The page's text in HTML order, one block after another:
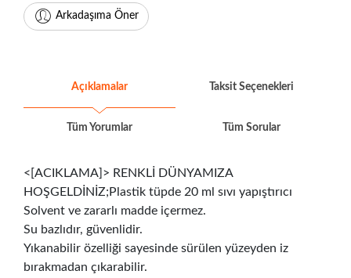
Arkadaşıma Öner
Açıklamalar Taksit Seçenekleri
Tüm Yorumlar Tüm Sorular
<[ACIKLAMA]> RENKLİ DÜNYAMIZA
HOŞGELDİNİZ;Plastik tüpde 20 ml sıvı yapıştırıcı
Solvent ve zararlı madde içermez.
Su bazlıdır, güvenlidir.
Yıkanabilir özelliği sayesinde sürülen yüzeyden iz
bırakmadan çıkarabilir.